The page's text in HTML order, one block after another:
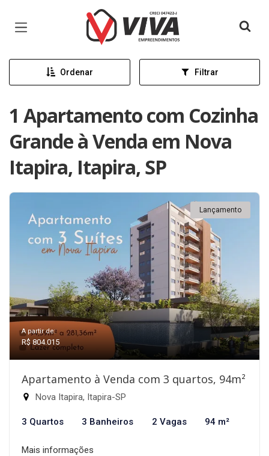
Página inicial
Ordenar Filtrar
1 Apartamento com Cozinha
Grande à Venda em Nova
Itapira, Itapira, SP
Lançamento
A partir de:
R$ 804.015
Apartamento à Venda com 3 quartos, 94m²
Nova Itapira, Itapira-SP
3 Quartos 3 Banheiros 2 Vagas 94 m²
Mais informações